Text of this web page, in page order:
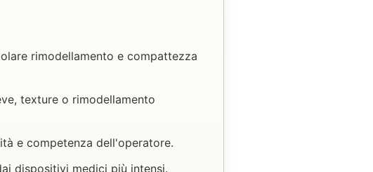
rimodellamento e compattezza
texture o rimodellamento
e competenza dell'operatore.
dispositivi medici più intensi.